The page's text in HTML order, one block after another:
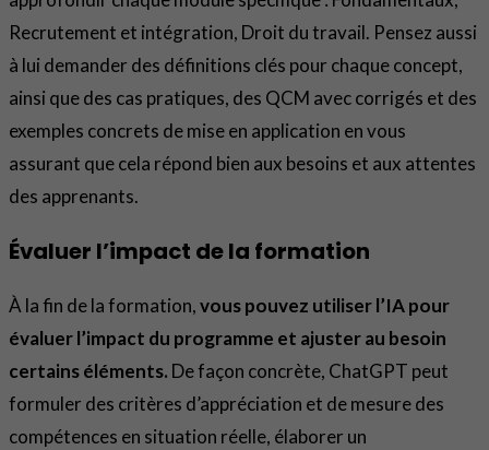
Recrutement et intégration, Droit du travail. Pensez aussi
à lui demander des définitions clés pour chaque concept,
ainsi que des cas pratiques, des QCM avec corrigés et des
exemples concrets de mise en application en vous
assurant que cela répond bien aux besoins et aux attentes
des apprenants.
Évaluer l’impact de la formation
À la fin de la formation,vous pouvez utiliser l’IA pour
évaluer l’impact du programme et ajuster au besoin
certains éléments. De façon concrète, ChatGPT peut
formuler des critères d’appréciation et de mesure des
compétences en situation réelle, élaborer un